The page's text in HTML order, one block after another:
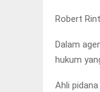
Robert
Dalam
hukum
Ahli